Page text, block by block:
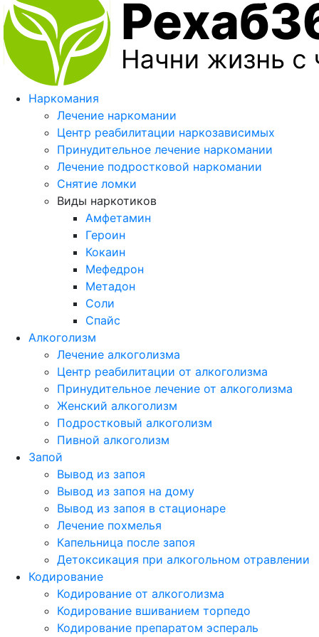
Наркомания
Лечение наркомании
Центр реабилитации наркозависимых
Принудительное лечение наркомании
Лечение подростковой наркомании
Снятие ломки
Виды наркотиков
Амфетамин
Героин
Кокаин
Мефедрон
Метадон
Соли
Спайс
Алкоголизм
Лечение алкоголизма
Центр реабилитации от алкоголизма
Принудительное лечение от алкоголизма
Женский алкоголизм
Подростковый алкоголизм
Пивной алкоголизм
Запой
Вывод из запоя
Вывод из запоя на дому
Вывод из запоя в стационаре
Лечение похмелья
Капельница после запоя
Детоксикация при алкогольном отравлении
Кодирование
Кодирование от алкоголизма
Кодирование вшиванием торпедо
Кодирование препаратом эспераль